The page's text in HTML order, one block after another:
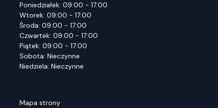
Poniedziałek: 09:00 - 17:00
Wtorek: 09:00 - 17:00
Środa: 09:00 - 17:00
Czwartek: 09:00 - 17:00
Piątek: 09:00 - 17:00
Sobota: Nieczynne
Niedziela: Nieczynne
Mapa strony